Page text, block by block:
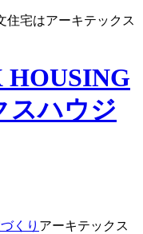
住宅はアーキテックス
くり アーキテックス